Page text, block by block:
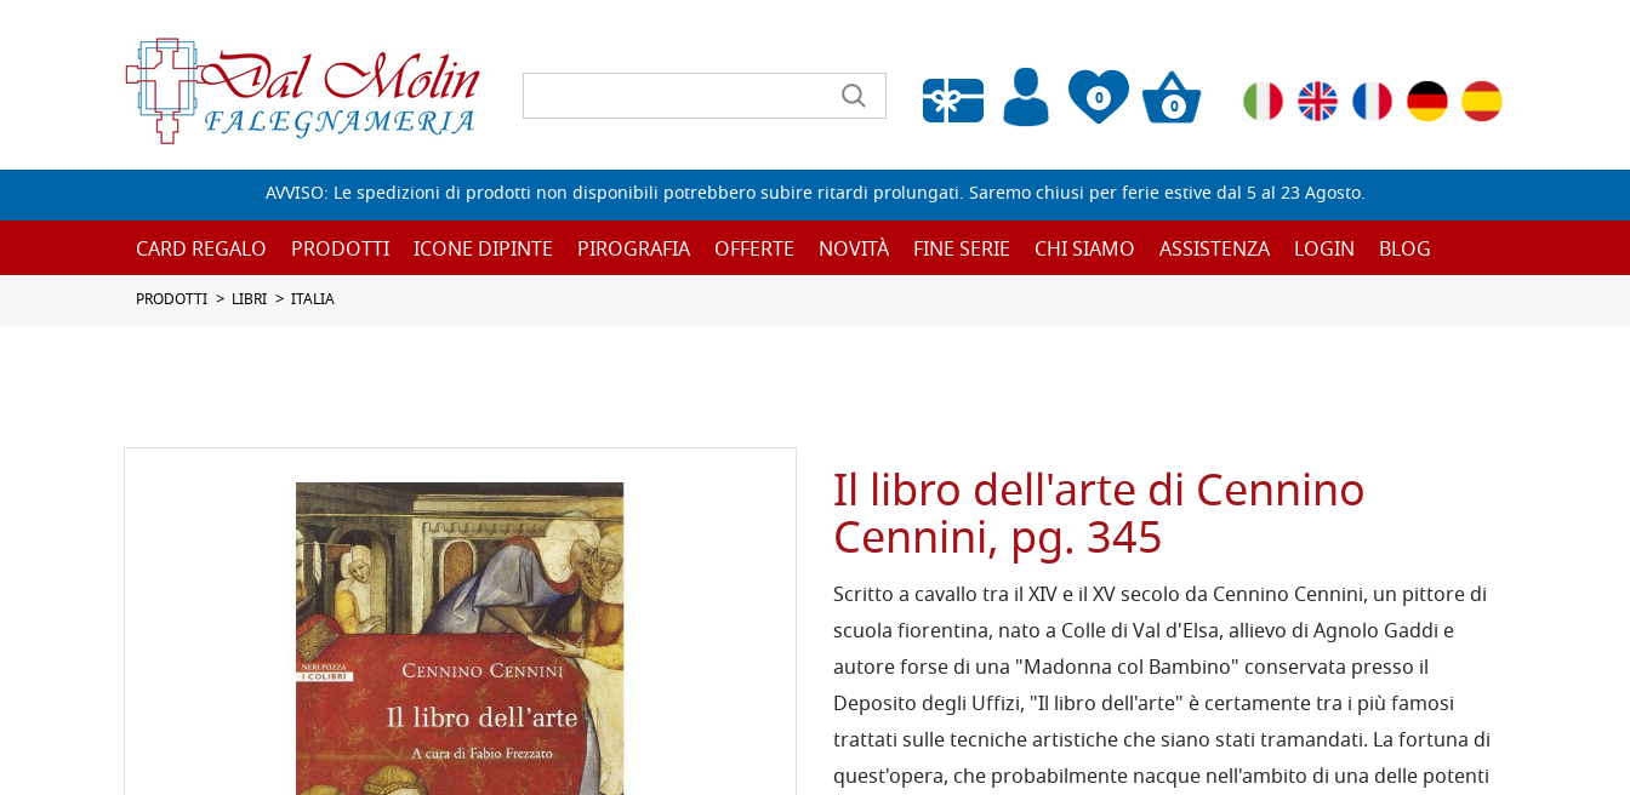
0
Wishlist vuota
0
AVVISO: Le spedizioni di prodotti non disponibili potrebbero subire ritardi prolungati. Saremo chiusi per ferie estive dal 5 al 23 Agosto.
CARD REGALO PRODOTTI ICONE DIPINTE PIROGRAFIA OFFERTE NOVITÀ FINE SERIE CHI SIAMO ASSISTENZA LOGIN BLOG
PRODOTTI LIBRI ITALIA
Il libro dell'arte di Cennino
Cennini, pg. 345
Scritto a cavallo tra il XIV e il XV secolo da Cennino Cennini, un pittore di
scuola fiorentina, nato a Colle di Val d'Elsa, allievo di Agnolo Gaddi e
autore forse di una "Madonna col Bambino" conservata presso il
Deposito degli Uffizi, "Il libro dell'arte" è certamente tra i più famosi
trattati sulle tecniche artistiche che siano stati tramandati. La fortuna di
quest'opera, che probabilmente nacque nell'ambito di una delle potenti